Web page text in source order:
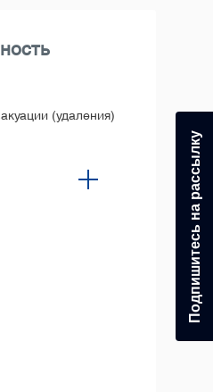
(удаления)
Подпишитесь на рассылку